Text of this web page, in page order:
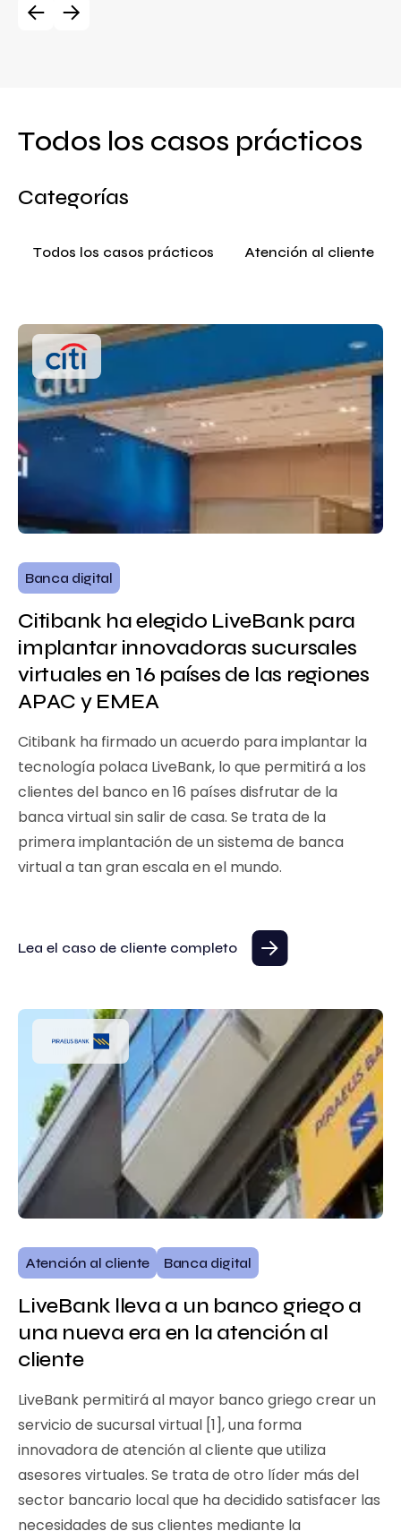
Todos los casos prácticos
Categorías
Todos los casos prácticos Atención al cliente
Banca digital
Citibank ha elegido LiveBank para
implantar innovadoras sucursales
virtuales en 16 países de las regiones
APAC y EMEA
Citibank ha firmado un acuerdo para implantar la
tecnología polaca LiveBank, lo que permitirá a los
clientes del banco en 16 países disfrutar de la
banca virtual sin salir de casa. Se trata de la
primera implantación de un sistema de banca
virtual a tan gran escala en el mundo.
Lea el caso de cliente completo
Atención al cliente Banca digital
LiveBank lleva a un banco griego a
una nueva era en la atención al
cliente
LiveBank permitirá al mayor banco griego crear un
servicio de sucursal virtual [1], una forma
innovadora de atención al cliente que utiliza
asesores virtuales. Se trata de otro líder más del
sector bancario local que ha decidido satisfacer las
necesidades de sus clientes mediante la